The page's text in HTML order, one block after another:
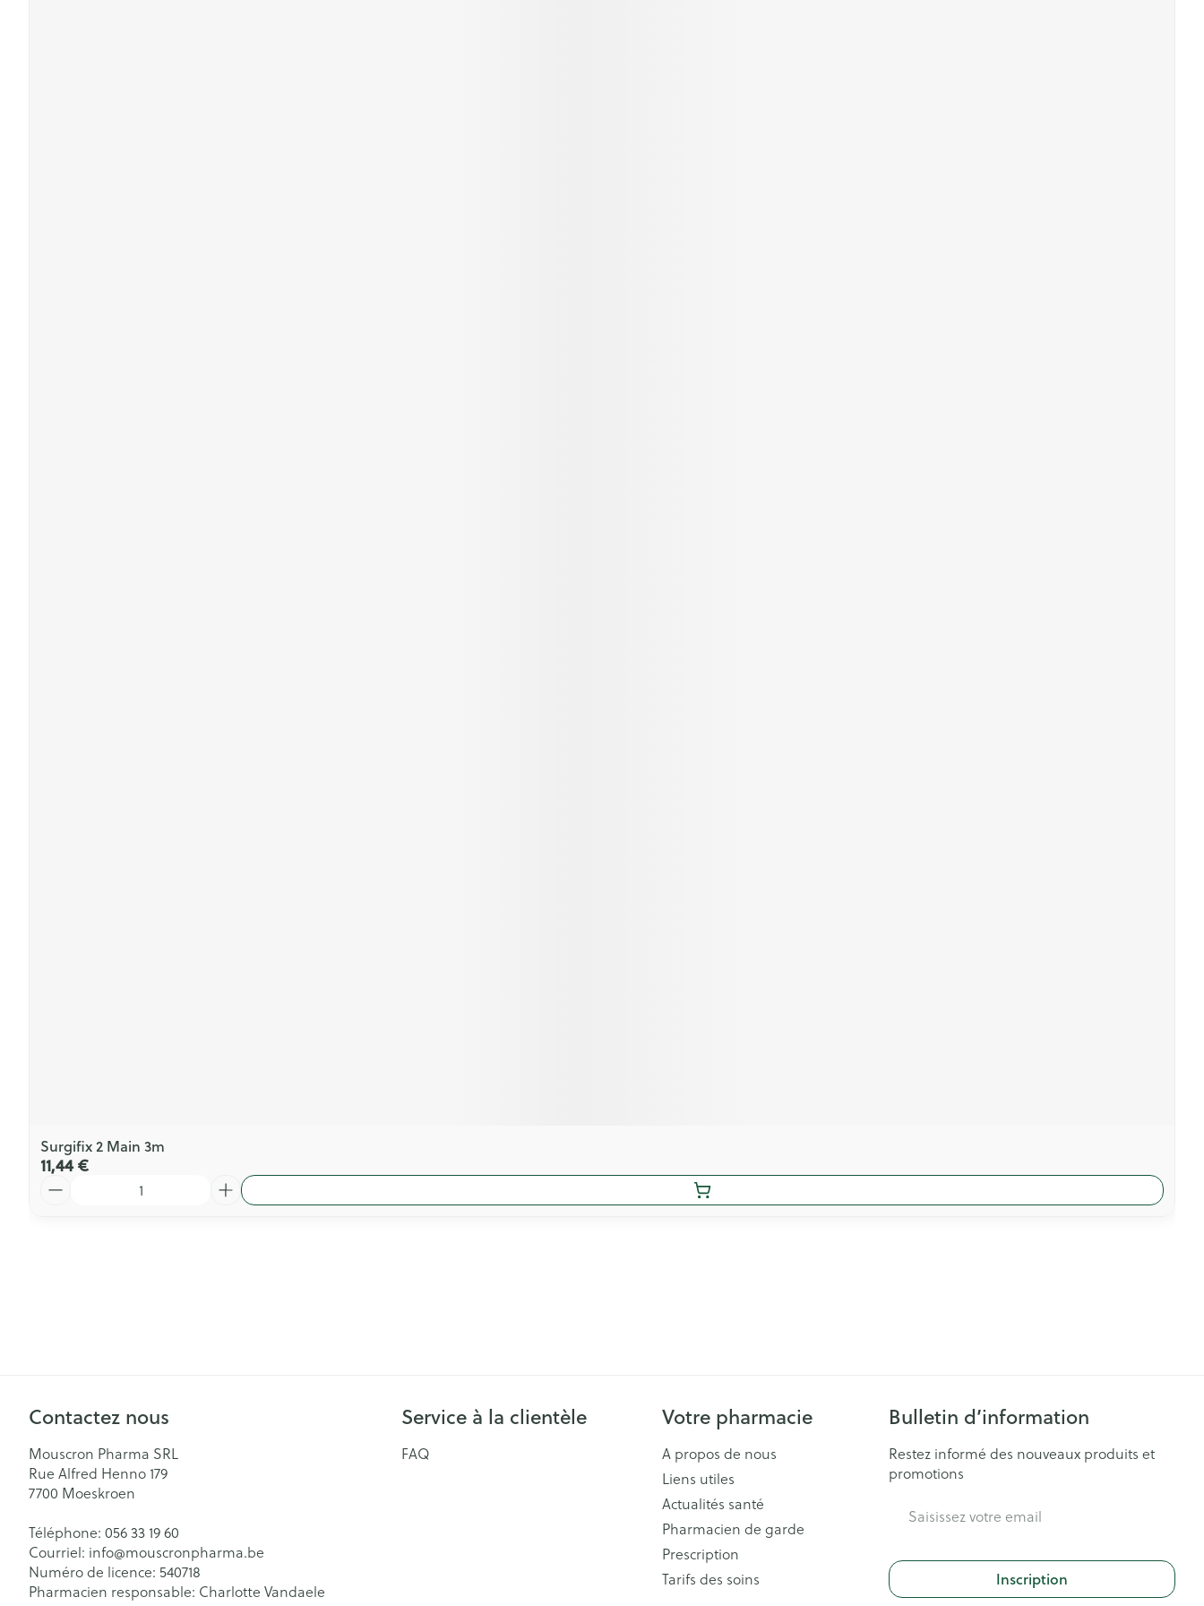
Surgifix 2 Main 3m
11,44 €
Contactez nous
Mouscron Pharma SRL
Rue Alfred Henno 179
7700 Moeskroen
Téléphone: 056 33 19 60
Courriel: info@mouscronpharma.be
Numéro de licence: 540718
Pharmacien responsable: Charlotte Vandaele
Service à la clientèle
FAQ
Votre pharmacie
A propos de nous
Liens utiles
Actualités santé
Pharmacien de garde
Prescription
Tarifs des soins
Bulletin d’information
Restez informé des nouveaux produits et
promotions
Inscription